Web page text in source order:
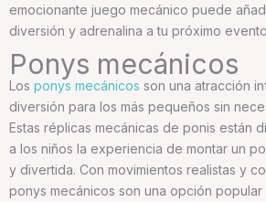
emocionante juego mecánico puede
diversión y adrenalina a tu próximo
Ponys mecánicos
Los ponys mecánicos son una atracción
diversión para los más pequeños sin
Estas réplicas mecánicas de ponis están
a los niños la experiencia de montar un
y divertida. Con movimientos realistas y
ponys mecánicos son una opción popular